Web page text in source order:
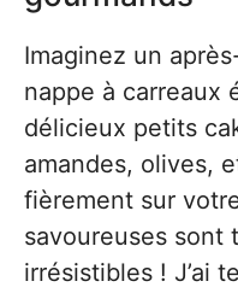
Imaginez un
nappe à carreaux
délicieux petits
amandes, olives,
fièrement sur
savoureuses sont
irrésistibles ! J’ai